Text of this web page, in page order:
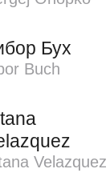
Бух
Buch
Velazquez